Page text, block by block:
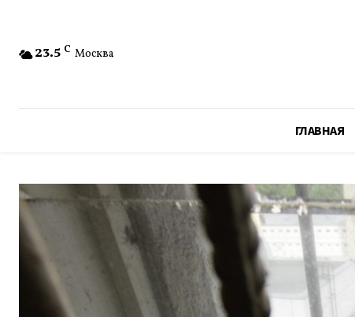
23.5 C Москва
ГЛАВНАЯ